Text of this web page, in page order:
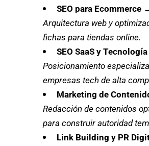
SEO para Ecommerce
Arquitectura web y
fichas para tiendas online.
SEO SaaS y Tecnología
Posicionamiento
empresas tech de alta
Marketing de
Redacción de contenidos
para construir autoridad
Link Building y PR